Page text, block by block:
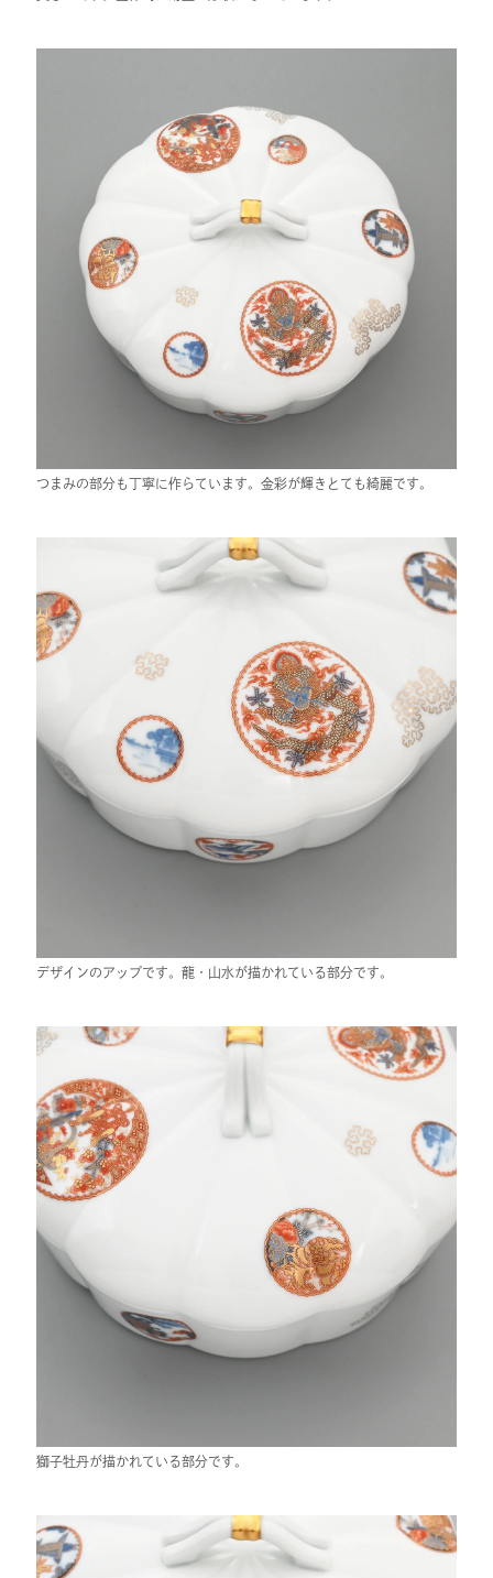
つまみの部分も丁寧に作らています。金彩が輝きとても綺麗です。
デザインのアップです。龍・山水が描かれている部分です。
獅子牡丹が描かれている部分です。